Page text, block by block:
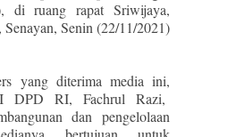
di ruang rapat Sriwijaya,
Senin (22/11/2021)
yang diterima media ini,
DPD RI, Fachrul Razi,
dan pengelolaan